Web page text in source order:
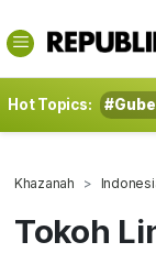
Hot Topics:
Khazanah
Tokoh